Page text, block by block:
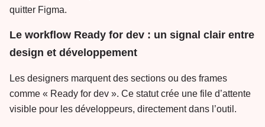
quitter Figma.
Le workflow Ready for dev : un signal clair entre
design et développement
Les designers marquent des sections ou des frames
comme « Ready for dev ». Ce statut crée une file d’attente
visible pour les développeurs, directement dans l’outil.